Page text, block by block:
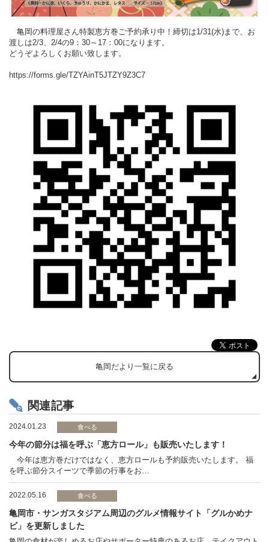
亀岡の料理屋さん特製恵方巻ご予約承り中！締切は1/31(水)まで、お
渡しは2/3、2/4の9：30～17：00になります。
どうぞよろしくお願い致します。
https://forms.gle/TZYAinT5JTZY9Z3C7
亀岡だより一覧に戻る
関連記事
2024.01.23 食べる
今年の節分は福を呼ぶ「恵方ロール」も販売いたします！
今年は恵方巻だけではなく、恵方ロールも予約販売いたします。 福
を呼ぶ節分スイーツで季節の行事をお…
2022.05.16 食べる
亀岡市・サンガスタジアム周辺のグルメ情報サイト「グルかめナ
ビ」を更新しました